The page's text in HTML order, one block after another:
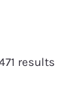
results